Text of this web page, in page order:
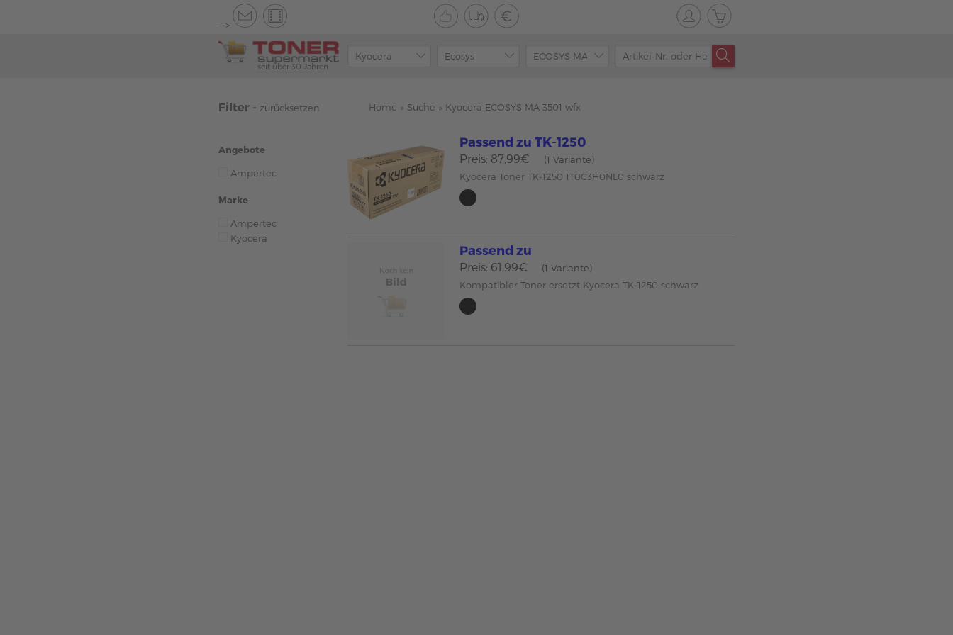
-->
seit über 30 Jahren
Filter - zurücksetzen
Angebote
Ampertec
Marke
Ampertec
Kyocera
Home » Suche » Kyocera ECOSYS MA 3501 wfx
Passend zu TK-1250
Preis: 87,99€
(1 Variante)
Kyocera Toner TK-1250 1T0C3H0NL0 schwarz
Passend zu
Preis: 61,99€
(1 Variante)
Kompatibler Toner ersetzt Kyocera TK-1250 schwarz